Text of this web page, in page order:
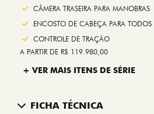
CÂMERA TRASEIRA PARA MANOBRAS
ENCOSTO DE CABEÇA PARA
CONTROLE DE TRAÇÃO
A PARTIR DE R$ 119.980,00
+ VER MAIS ITENS DE SÉRIE
FICHA TÉCNICA